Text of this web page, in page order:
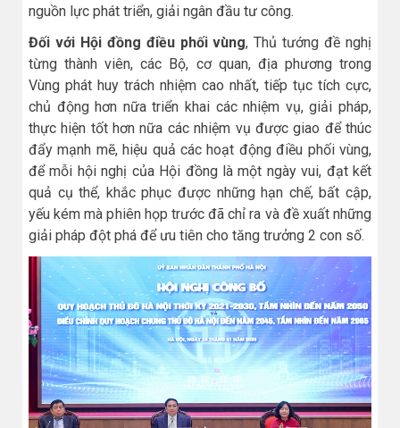
nguồn lực phát triển, giải ngân đầu tư công.
Đối với Hội đồng điều phối vùng, Thủ tướng đề nghị
từng thành viên, các Bộ, cơ quan, địa phương trong
Vùng phát huy trách nhiệm cao nhất, tiếp tục tích cực,
chủ động hơn nữa triển khai các nhiệm vụ, giải pháp,
thực hiện tốt hơn nữa các nhiệm vụ được giao để thúc
đẩy mạnh mẽ, hiệu quả các hoạt động điều phối vùng,
để mỗi hội nghị của Hội đồng là một ngày vui, đạt kết
quả cụ thể, khắc phục được những hạn chế, bất cập,
yếu kém mà phiên họp trước đã chỉ ra và đề xuất những
giải pháp đột phá để ưu tiên cho tăng trưởng 2 con số.